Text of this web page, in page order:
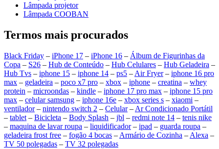
Lâmpada projetor
Lâmpada COOBAN
Termos mais procurados
Black Friday – iPhone 17 – iPhone 16 – Álbum de Figurinhas da
Copa – S26 – Hub de Conteúdo – Hub Celulares – Hub Geladeira –
Hub Tvs – iphone 15 – iphone 14 – ps5 – Air Fryer– iphone 16 pro
max – geladeira – poco x7 pro – xbox – iphone – creatina – whey
protein – microondas – kindle – iphone 17 pro max – iphone 15 pro
max – celular samsung – iphone 16e – xbox series s – xiaomi –
ventilador– nintendo switch 2 – Celular– Ar Condicionado Portátil
– tablet – Bicicleta – Body Splash – jbl – redmi note 14 – tenis nike
– maquina de lavar roupa – liquidificador– ipad – guarda roupa –
geladeira frost free – fogão 4 bocas – Armário de Cozinha – Alexa –
TV 50 polegadas – TV 32 polegadas